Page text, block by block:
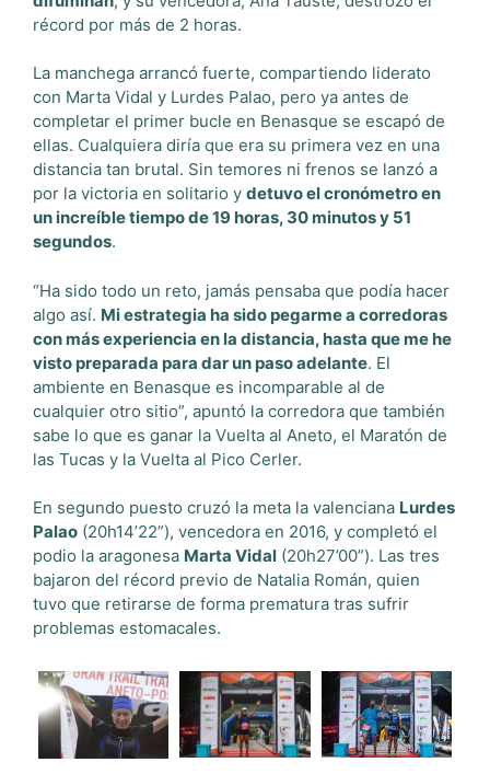
récord por más de 2 horas.
La manchega arrancó fuerte, compartiendo liderato
con Marta Vidal y Lurdes Palao, pero ya antes de
completar el primer bucle en Benasque se escapó de
ellas. Cualquiera diría que era su primera vez en una
distancia tan brutal. Sin temores ni frenos se lanzó a
por la victoria en solitario y detuvo el cronómetro en
un increíble tiempo de 19 horas, 30 minutos y 51
segundos.
“Ha sido todo un reto, jamás pensaba que podía hacer
algo así. Mi estrategia ha sido pegarme a corredoras
con más experiencia en la distancia, hasta que me he
visto preparada para dar un paso adelante. El
ambiente en Benasque es incomparable al de
cualquier otro sitio”, apuntó la corredora que también
sabe lo que es ganar la Vuelta al Aneto, el Maratón de
las Tucas y la Vuelta al Pico Cerler.
En segundo puesto cruzó la meta la valenciana Lurdes
Palao (20h14’22”), vencedora en 2016, y completó el
podio la aragonesa Marta Vidal (20h27’00”). Las tres
bajaron del récord previo de Natalia Román, quien
tuvo que retirarse de forma prematura tras sufrir
problemas estomacales.